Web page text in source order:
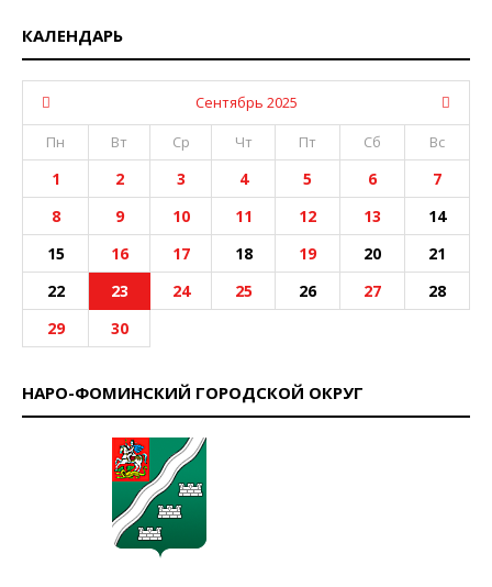
КАЛЕНДАРЬ
Сентябрь 2025
Пн
Вт Ср Чт Пт Сб Вс
1 2 3 4 5 6
7
8
9 10 11 12 13
14
15
16 17 18 19 20
21
22
23 24 25 26 27
28
29
30
НАРО-ФОМИНСКИЙ ГОРОДСКОЙ ОКРУГ